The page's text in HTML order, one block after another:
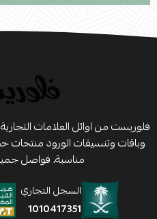
فلوريست من اوائل العلامات
وباقات وتنسيقات الورود منتجات
مناسبة، فواصل
السجل التجاري
1010417351